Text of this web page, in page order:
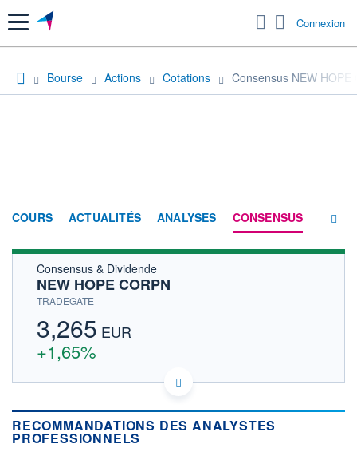
Menu Connexion
Bourse Actions Cotations Consensus NEW HOPE
COURS ACTUALITÉS ANALYSES CONSENSUS
Consensus & Dividende
NEW HOPE CORPN
TRADEGATE
3,265 EUR
+1,65%
AU000000NHC7 OD8
Politique d'exécution
Cotation sur les autres places
RECOMMANDATIONS DES ANALYSTES
PROFESSIONNELS